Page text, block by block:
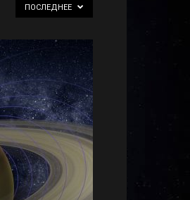
ПОСЛЕДНЕЕ